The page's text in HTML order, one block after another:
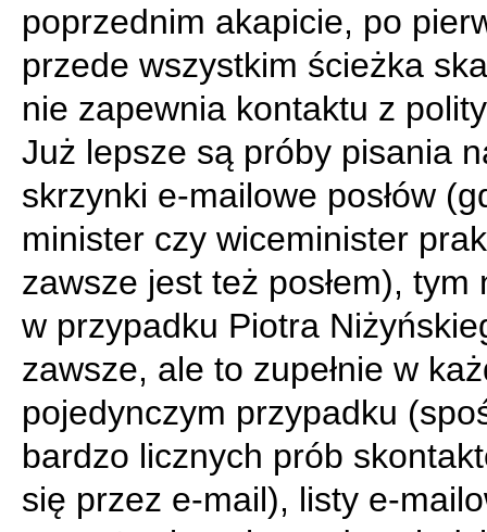
poprzednim akapicie, po
przede wszystkim ścieżka
nie zapewnia kontaktu z
Już lepsze są próby pisania
skrzynki e-mailowe posłów
minister czy wiceminister
zawsze jest też posłem), tym
w przypadku Piotra
zawsze, ale to zupełnie w
pojedynczym przypadku
bardzo licznych prób
się przez e-mail), listy e-